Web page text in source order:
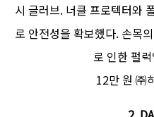
시 글러브. 너클 프로텍터와
로 안전성을 확보했다. 손목
로 인한 펄
12만 원 ㈜